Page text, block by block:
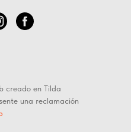
creado en Tilda
una reclamación